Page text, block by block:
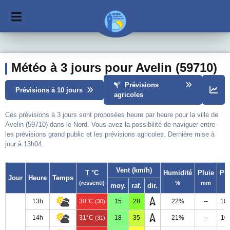
Météo à 3 jours pour Avelin (59710)
Prévisions à 10 jours
Prévisions
agricoles
Ces prévisions à 3 jours sont proposées heure par heure pour la ville de
Avelin (59710) dans le Nord. Vous avez la possibilité de naviguer entre
les prévisions grand public et les prévisions agricoles. Dernière mise à
jour à 13h04.
Jour Heure Temps
T °C
(ressenti)
Vent (km/h) Humidité
%
Pluie
mm
moy. raf. dir.
13h 30°C (30) 15 28 22% --
14h 31°C (31) 18 35 21% --